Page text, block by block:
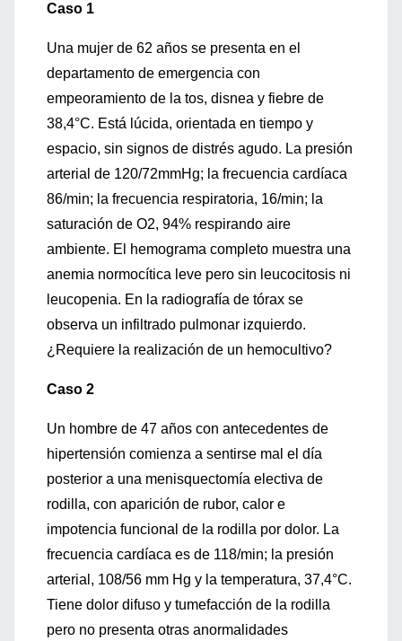
Caso 1
Una mujer de 62 años se presenta en el
departamento de emergencia con
empeoramiento de la tos, disnea y fiebre de
38,4°C. Está lúcida, orientada en tiempo y
espacio, sin signos de distrés agudo. La presión
arterial de 120/72mmHg; la frecuencia cardíaca
86/min; la frecuencia respiratoria, 16/min; la
saturación de O2, 94% respirando aire
ambiente. El hemograma completo muestra una
anemia normocítica leve pero sin leucocitosis ni
leucopenia. En la radiografía de tórax se
observa un infiltrado pulmonar izquierdo.
¿Requiere la realización de un hemocultivo?
Caso 2
Un hombre de 47 años con antecedentes de
hipertensión comienza a sentirse mal el día
posterior a una menisquectomía electiva de
rodilla, con aparición de rubor, calor e
impotencia funcional de la rodilla por dolor. La
frecuencia cardíaca es de 118/min; la presión
arterial, 108/56 mm Hg y la temperatura, 37,4°C.
Tiene dolor difuso y tumefacción de la rodilla
pero no presenta otras anormalidades